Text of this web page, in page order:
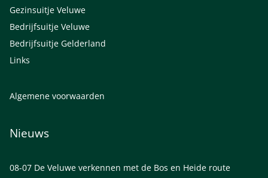
Gezinsuitje Veluwe
Bedrijfsuitje Veluwe
Bedrijfsuitje Gelderland
Links
Algemene voorwaarden
Nieuws
08-07 De Veluwe verkennen met de Bos en Heide route